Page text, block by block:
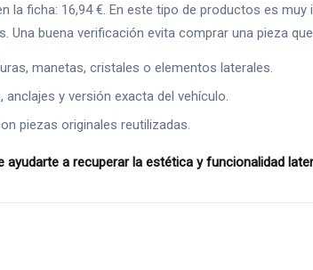
la ficha: 16,94 €. En este tipo de productos es
buena verificación evita comprar una pieza
manetas, cristales o elementos laterales.
y versión exacta del vehículo.
piezas originales reutilizadas.
ayudarte a recuperar la estética y funcionalidad